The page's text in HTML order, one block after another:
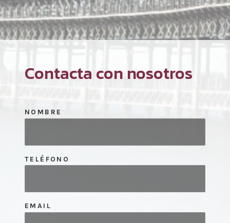
Contacta con nosotros
NOMBRE
TELÉFONO
EMAIL